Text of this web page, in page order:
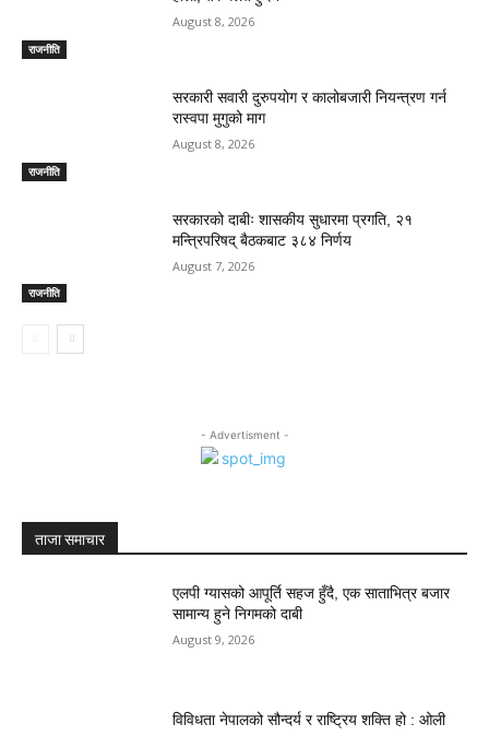
राजनीति
August 8, 2026
राजनीति
सरकारी सवारी दुरुपयोग र कालोबजारी नियन्त्रण गर्न
रास्वपा मुगुको माग
August 8, 2026
राजनीति
सरकारको दाबीः शासकीय सुधारमा प्रगति, २१
मन्त्रिपरिषद् बैठकबाट ३८४ निर्णय
August 7, 2026
- Advertisment -
ताजा समाचार
एलपी ग्यासको आपूर्ति सहज हुँदै, एक साताभित्र बजार
सामान्य हुने निगमको दाबी
August 9, 2026
विविधता नेपालको सौन्दर्य र राष्ट्रिय शक्ति हो : ओली